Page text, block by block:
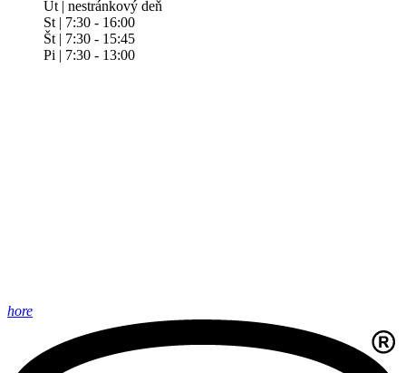
Ut | nestránkový deň
St | 7:30 - 16:00
Št | 7:30 - 15:45
Pi | 7:30 - 13:00
hore